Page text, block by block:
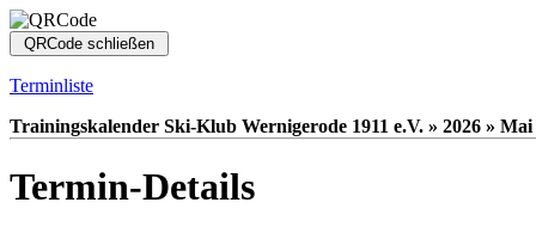
Terminliste
Trainingskalender Ski-Klub Wernigerode 1911 e.V. » 2026 »
Termin-Details